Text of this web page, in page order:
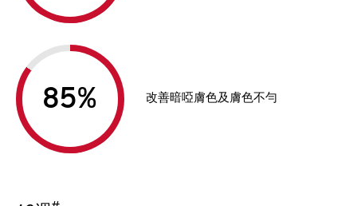
% 改善暗啞膚色及膚色不勻